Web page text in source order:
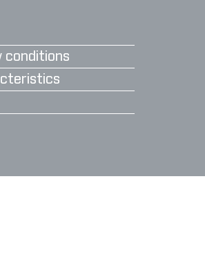
conditions